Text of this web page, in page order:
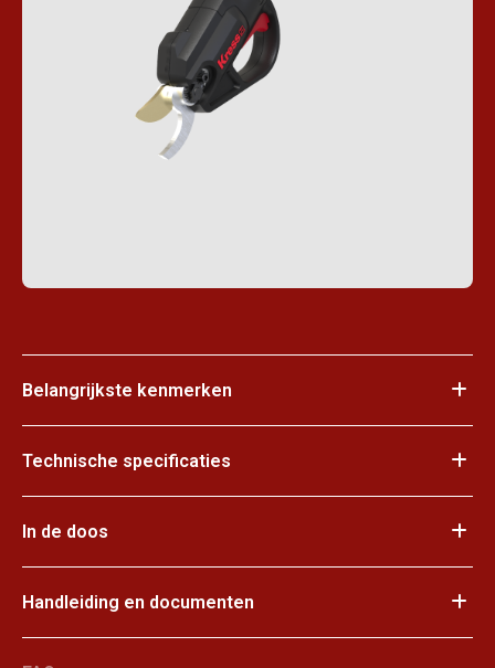
Belangrijkste kenmerken
Technische specificaties
In de doos
Handleiding en documenten